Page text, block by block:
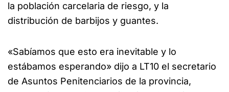
la población carcelaria de riesgo, y la
distribución de barbijos y guantes.
«Sabíamos que esto era inevitable y lo
estábamos esperando» dijo a LT10 el secretario
de Asuntos Penitenciarios de la provincia,